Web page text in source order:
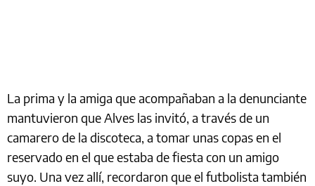
La prima y la amiga que acompañaban a la denunciante
mantuvieron que Alves las invitó, a través de un
camarero de la discoteca, a tomar unas copas en el
reservado en el que estaba de fiesta con un amigo
suyo. Una vez allí, recordaron que el futbolista también